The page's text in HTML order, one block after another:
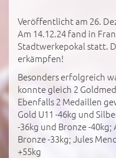
Veröffentlicht am 26.
Am 14.12.24 fand in
Stadtwerkepokal statt.
erkämpfen!
Besonders erfolgreich
konnte gleich 2
Ebenfalls 2 Medaillen
Gold U11 -46kg und
-36kg und Bronze -40kg;
Bronze -33kg; Jules
+55kg